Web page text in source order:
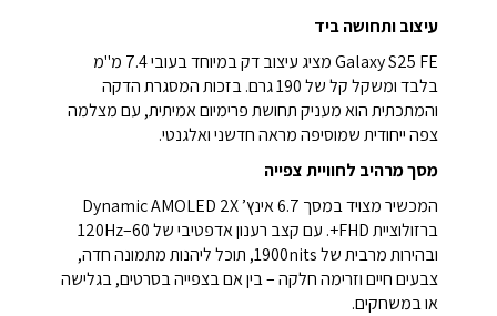
עיצוב ותחושה ביד
Galaxy S25 FE מציג עיצוב דק במיוחד בעובי 7.4 מ"מ
בלבד ומשקל קל של 190 גרם. בזכות המסגרת הדקה
והמתכתית הוא מעניק תחושת פרימיום אמיתית, עם מצלמה
צפה ייחודית שמוסיפה מראה חדשני ואלגנטי.
מסך מרהיב לחוויית צפייה
המכשיר מצויד במסך 6.7 אינץ’ Dynamic AMOLED 2X
ברזולוציית FHD+. עם קצב רענון אדפטיבי של 60–120Hz
ובהירות מרבית של 1900nits, תוכל ליהנות מתמונה חדה,
צבעים חיים וזרימה חלקה – בין אם בצפייה בסרטים, בגלישה
או במשחקים.